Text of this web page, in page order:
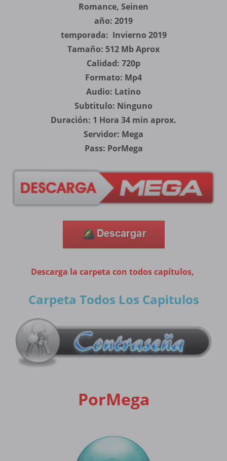
Romance, Seinen
año: 2019
temporada: Invierno 2019
Tamaño: 512 Mb Aprox
Calidad: 720p
Formato: Mp4
Audio: Latino
Subtitulo: Ninguno
Duración: 1 Hora 34 min aprox.
Servidor: Mega
Pass: PorMega
Descarga la carpeta con todos capítulos,
Carpeta Todos Los Capitulos
PorMega